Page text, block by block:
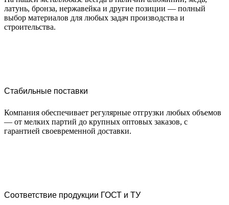
латунь, бронза, нержавейка и другие позиции — полный
выбор материалов для любых задач производства и
строительства.
Стабильные поставки
Компания обеспечивает регулярные отгрузки любых объемов
— от мелких партий до крупных оптовых заказов, с
гарантией своевременной доставки.
Соответствие продукции ГОСТ и ТУ